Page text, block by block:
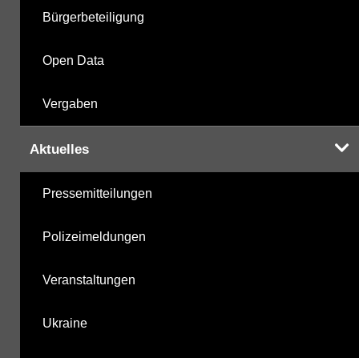
Bürgerbeteiligung
Open Data
Vergaben
Aktuelles
Pressemitteilungen
Polizeimeldungen
Veranstaltungen
Ukraine